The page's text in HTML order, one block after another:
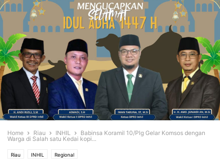
Home Riau INHIL
Babinsa Koramil 10/Plg Gelar Komsos dengan
Warga di Salah satu Kedai kopi...
Riau INHIL Regional